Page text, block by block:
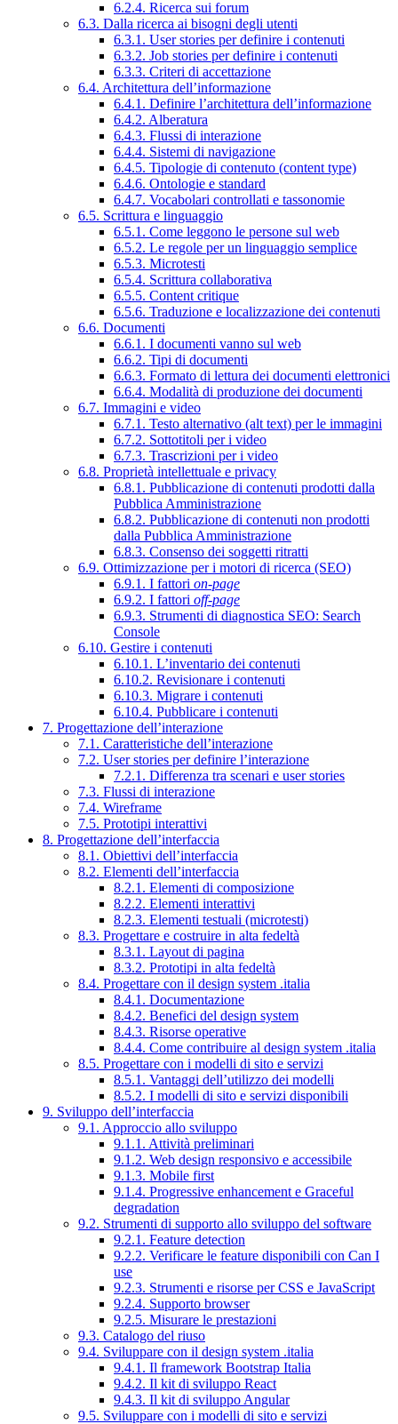
6.2.4. Ricerca sui forum
6.3. Dalla ricerca ai bisogni degli utenti
6.3.1. User stories per definire i contenuti
6.3.2. Job stories per definire i contenuti
6.3.3. Criteri di accettazione
6.4. Architettura dell’informazione
6.4.1. Definire l’architettura dell’informazione
6.4.2. Alberatura
6.4.3. Flussi di interazione
6.4.4. Sistemi di navigazione
6.4.5. Tipologie di contenuto (content type)
6.4.6. Ontologie e standard
6.4.7. Vocabolari controllati e tassonomie
6.5. Scrittura e linguaggio
6.5.1. Come leggono le persone sul web
6.5.2. Le regole per un linguaggio semplice
6.5.3. Microtesti
6.5.4. Scrittura collaborativa
6.5.5. Content critique
6.5.6. Traduzione e localizzazione dei contenuti
6.6. Documenti
6.6.1. I documenti vanno sul web
6.6.2. Tipi di documenti
6.6.3. Formato di lettura dei documenti elettronici
6.6.4. Modalità di produzione dei documenti
6.7. Immagini e video
6.7.1. Testo alternativo (alt text) per le immagini
6.7.2. Sottotitoli per i video
6.7.3. Trascrizioni per i video
6.8. Proprietà intellettuale e privacy
6.8.1. Pubblicazione di contenuti prodotti dalla
Pubblica Amministrazione
6.8.2. Pubblicazione di contenuti non prodotti
dalla Pubblica Amministrazione
6.8.3. Consenso dei soggetti ritratti
6.9. Ottimizzazione per i motori di ricerca (SEO)
6.9.1. I fattori on-page
6.9.2. I fattori off-page
6.9.3. Strumenti di diagnostica SEO: Search
Console
6.10. Gestire i contenuti
6.10.1. L’inventario dei contenuti
6.10.2. Revisionare i contenuti
6.10.3. Migrare i contenuti
6.10.4. Pubblicare i contenuti
7. Progettazione dell’interazione
7.1. Caratteristiche dell’interazione
7.2. User stories per definire l’interazione
7.2.1. Differenza tra scenari e user stories
7.3. Flussi di interazione
7.4. Wireframe
7.5. Prototipi interattivi
8. Progettazione dell’interfaccia
8.1. Obiettivi dell’interfaccia
8.2. Elementi dell’interfaccia
8.2.1. Elementi di composizione
8.2.2. Elementi interattivi
8.2.3. Elementi testuali (microtesti)
8.3. Progettare e costruire in alta fedeltà
8.3.1. Layout di pagina
8.3.2. Prototipi in alta fedeltà
8.4. Progettare con il design system .italia
8.4.1. Documentazione
8.4.2. Benefici del design system
8.4.3. Risorse operative
8.4.4. Come contribuire al design system .italia
8.5. Progettare con i modelli di sito e servizi
8.5.1. Vantaggi dell’utilizzo dei modelli
8.5.2. I modelli di sito e servizi disponibili
9. Sviluppo dell’interfaccia
9.1. Approccio allo sviluppo
9.1.1. Attività preliminari
9.1.2. Web design responsivo e accessibile
9.1.3. Mobile first
9.1.4. Progressive enhancement e Graceful
degradation
9.2. Strumenti di supporto allo sviluppo del software
9.2.1. Feature detection
9.2.2. Verificare le feature disponibili con Can I
use
9.2.3. Strumenti e risorse per CSS e JavaScript
9.2.4. Supporto browser
9.2.5. Misurare le prestazioni
9.3. Catalogo del riuso
9.4. Sviluppare con il design system .italia
9.4.1. Il framework Bootstrap Italia
9.4.2. Il kit di sviluppo React
9.4.3. Il kit di sviluppo Angular
9.5. Sviluppare con i modelli di sito e servizi